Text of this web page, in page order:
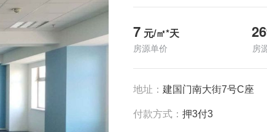
7 元/㎡*天
房源单价 房
地址： 建国门南大街7号C座
付款方式： 押3付3